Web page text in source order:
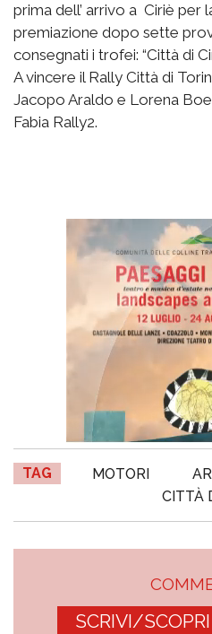
prima dell’ arrivo a Ciriè per
premiazione dopo sette
consegnati i trofei: “Città di
A vincere il Rally Città di
Jacopo Araldo e Lorena
Fabia Rally2.
TAG MOTORI
CITTÀ
SCRIVI/